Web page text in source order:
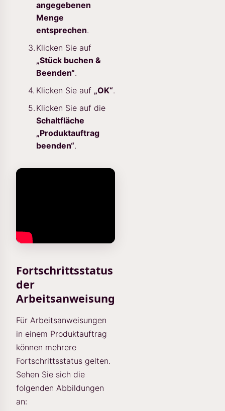
angegebenen
Menge
entsprechen.
Klicken Sie auf
„Stück buchen &
Beenden“.
Klicken Sie auf „OK“.
Klicken Sie auf die
Schaltfläche
„Produktauftrag
beenden“.
Fortschrittsstatus
der
Arbeitsanweisung
Für Arbeitsanweisungen
in einem Produktauftrag
können mehrere
Fortschrittsstatus gelten.
Sehen Sie sich die
folgenden Abbildungen
an: